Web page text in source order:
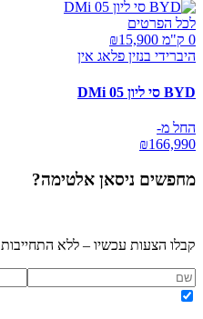
לכל הפרטים
0 ק"מ ₪
15,900
היברידי בנזין פלאג אין
BYD סי ליון 05 DMi
החל מ-
₪166,990
מחפשים ניסאן אלטימה?
קבלו הצעות עכשיו – ללא התחייבות